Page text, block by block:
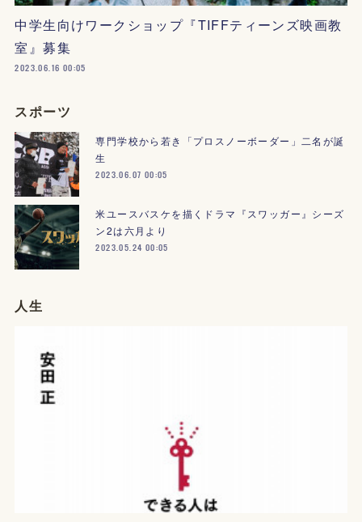
中学生向けワークショップ『TIFFティーンズ映画教
室』募集
2023.06.16 00:05
スポーツ
専門学校から若き「プロスノーボーダー」二名が誕
生
2023.06.07 00:05
米ユースバスケを描くドラマ『スワッガー』シーズ
ン2は六月より
2023.05.24 00:05
人生